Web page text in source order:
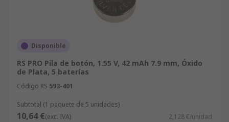
Disponible
RS PRO Pila de botón, 1.55 V, 42 mAh 7.9 mm, Óxido
de Plata, 5 baterías
Código RS 593-401
Subtotal (1 paquete de 5 unidades)
10,64 €(exc. IVA) 2,128 €/unidad